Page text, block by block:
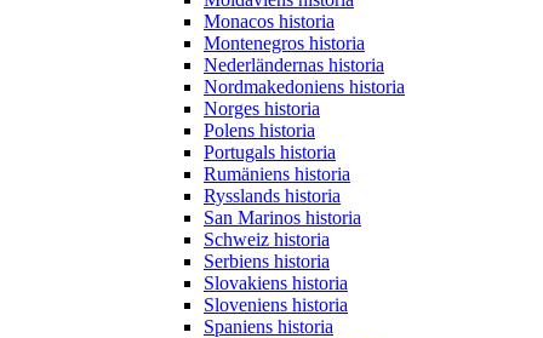
Monacos historia
Montenegros historia
Nederländernas historia
Nordmakedoniens historia
Norges historia
Polens historia
Portugals historia
Rumäniens historia
Rysslands historia
San Marinos historia
Schweiz historia
Serbiens historia
Slovakiens historia
Sloveniens historia
Spaniens historia